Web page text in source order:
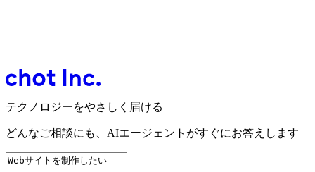
テクノロジーをやさしく届ける
どんなご相談にも、 AIエージェントがすぐにお答えします